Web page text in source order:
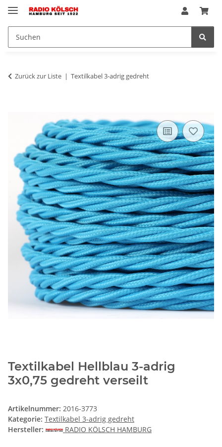
Zurück zur Liste Textilkabel 3-adrig gedreht
Textilkabel Hellblau 3-adrig
3x0,75 gedreht verseilt
Artikelnummer: 2016-3773
Kategorie: Textilkabel 3-adrig gedreht
Hersteller:
RADIO KÖLSCH HAMBURG